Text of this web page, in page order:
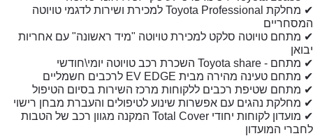
✔ מחלקת Toyota Professional למכירת ושירות לדגמי טויוטה
המסחריים
✔ מתחם טויוטה סלקט למכירת טויוטה "מיד ראשונה" עם אחריות
יבואן
✔ מתחם Toyota share - השכרת רכב טויוטה יומי\חודשי
✔ מתחם טעינה מהירה מבית EV EDGE לרכבים חשמליים
✔ מתחם שטיפת רכבים ללקוחות מרכז השירות בסיום הטיפול
✔ מחלקת נהגים עם אפשרות שינוע לטיפולים והעברת מבחן רישוי
✔ מועדון לקוחות יחודי Total Cover המקנה מגוון רכב של הטבות
לחברי המועדון